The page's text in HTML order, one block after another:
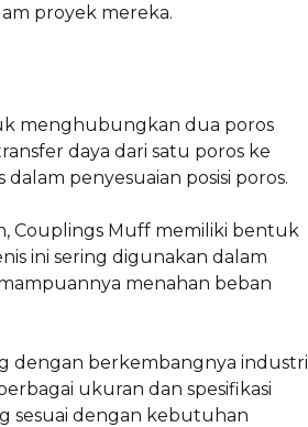
proyek mereka.
menghubungkan dua poros
daya dari satu poros ke
penyesuaian posisi poros.
Couplings Muff memiliki bentuk
ini sering digunakan dalam
menahan beban
dengan berkembangnya industri
ukuran dan spesifikasi
sesuai dengan kebutuhan